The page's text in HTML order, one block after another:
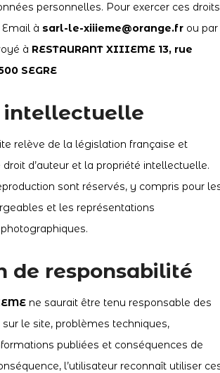
personnelles. Pour exercer ces
à sarl-le-xiiieme@orange.frou par
à RESTAURANT XIIIEME 13, rue
SEGRE
intellectuelle
relève de la législation française et
d’auteur et la propriété intellectuelle.
sont réservés, y compris pour
et les représentations
de responsabilité
ne saurait être tenu responsable des
le site, problèmes techniques,
publiées et conséquences de
l’utilisateur reconnaît utiliser